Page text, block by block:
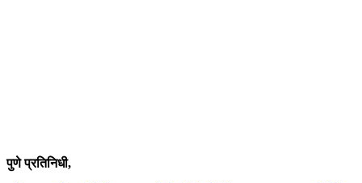
पुणे प्रतिनिधी,